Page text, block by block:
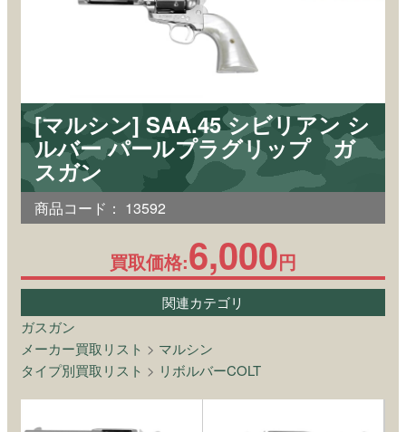
[マルシン] SAA.45 シビリアン シ
ルバー パールプラグリップ ガ
スガン
商品コード： 13592
買取価格:6,000円
関連カテゴリ
ガスガン
メーカー買取リスト > マルシン
タイプ別買取リスト > リボルバーCOLT